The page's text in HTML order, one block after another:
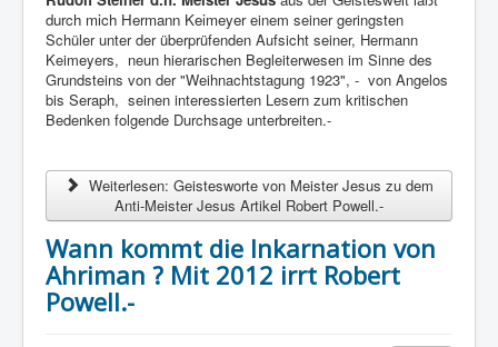
durch mich Hermann Keimeyereinem seiner geringsten
Schüler unter der überprüfenden Aufsicht seiner, Hermann
Keimeyers, neun hierarischen Begleiterwesen im Sinne des
Grundsteins von der "Weihnachtstagung 1923", - von Angelos
bis Seraph, seinen interessierten Lesern zum kritischen
Bedenken folgende Durchsage unterbreiten.-
Weiterlesen: Geistesworte von Meister Jesus zu dem
Anti-Meister Jesus Artikel Robert Powell.-
Wann kommt die Inkarnation von
Ahriman ? Mit 2012 irrt Robert
Powell.-